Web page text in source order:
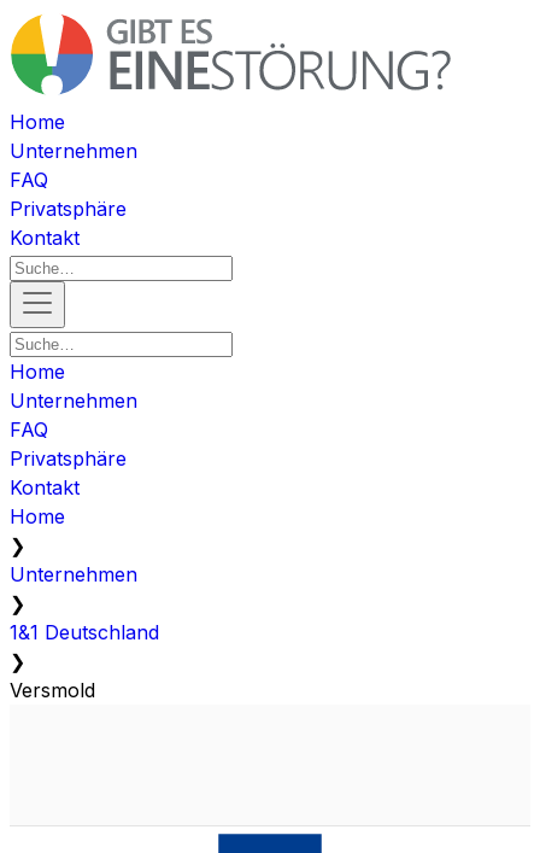
Home
Unternehmen
FAQ
Privatsphäre
Kontakt
Home
Unternehmen
FAQ
Privatsphäre
Kontakt
Home
❯
Unternehmen
❯
1&1 Deutschland
❯
Versmold